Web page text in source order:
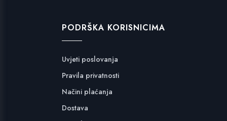
PODRŠKA KORISNICIMA
Uvjeti poslovanja
Pravila privatnosti
Načini plaćanja
Dostava